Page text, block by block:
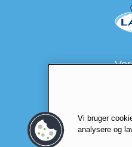
Vi bruger
analysere og